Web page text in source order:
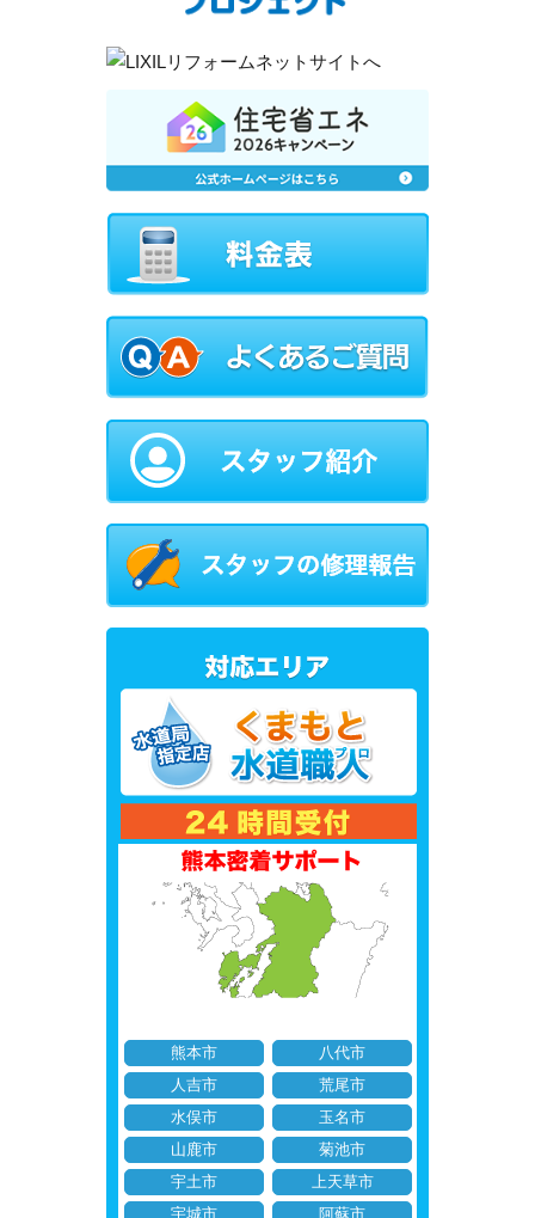
熊本市
八代市
人吉市
荒尾市
水俣市
玉名市
山鹿市
菊池市
宇土市
上天草市
宇城市
阿蘇市